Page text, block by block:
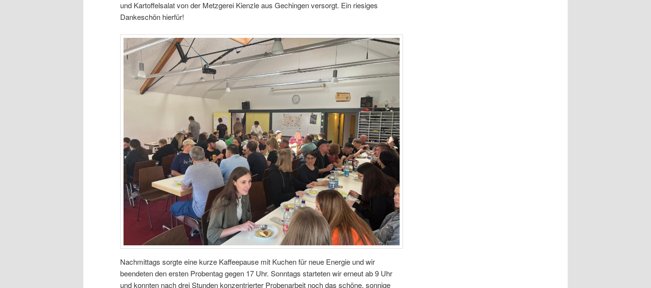
und Kartoffelsalat von der Metzgerei Kienzle aus Gechingen versorgt. Ein riesiges
Dankeschön hierfür!
Nachmittags sorgte eine kurze Kaffeepause mit Kuchen für neue Energie und wir
beendeten den ersten Probentag gegen 17 Uhr. Sonntags starteten wir erneut ab 9 Uhr
und konnten nach drei Stunden konzentrierter Probenarbeit noch das schöne, sonnige